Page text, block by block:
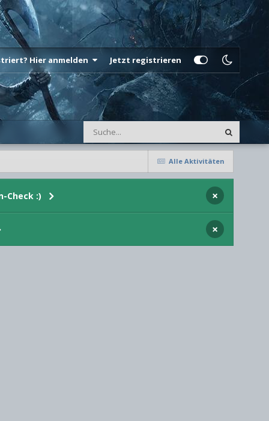
Hier anmelden Jetzt registrieren
Alle Aktivitäten
Check :) ×
×